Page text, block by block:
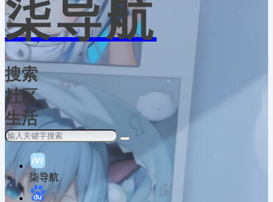
柒导航
搜索
社区
生活
柒导航